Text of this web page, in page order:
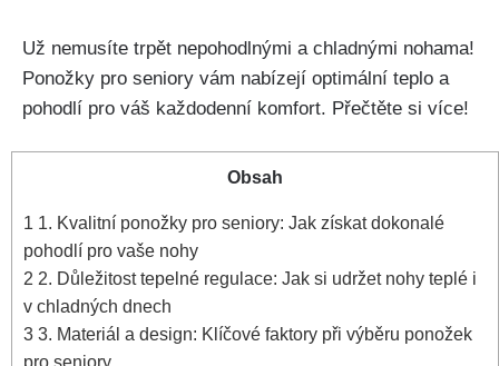
Už nemusíte trpět nepohodlnými a chladnými nohama!
Ponožky pro seniory vám nabízejí optimální teplo a
pohodlí pro váš každodenní komfort. Přečtěte si více!
Obsah
1 1. Kvalitní ponožky pro seniory: Jak získat dokonalé
pohodlí pro vaše nohy
2 2. Důležitost tepelné regulace: Jak si udržet nohy teplé i
v chladných dnech
3 3. Materiál a design: Klíčové faktory při výběru ponožek
pro seniory